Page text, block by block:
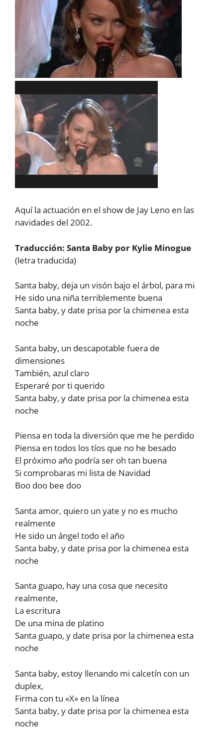
Aquí la actuación en el show de Jay Leno en las
navidades del 2002.
Traducción: Santa Baby por Kylie Minogue
(letra traducida)
Santa baby, deja un visón bajo el árbol, para mi
He sido una niña terriblemente buena
Santa baby, y date prisa por la chimenea esta
noche
Santa baby, un descapotable fuera de
dimensiones
También, azul claro
Esperaré por ti querido
Santa baby, y date prisa por la chimenea esta
noche
Piensa en toda la diversión que me he perdido
Piensa en todos los tíos que no he besado
El próximo año podría ser oh tan buena
Si comprobaras mi lista de Navidad
Boo doo bee doo
Santa amor, quiero un yate y no es mucho
realmente
He sido un ángel todo el año
Santa baby, y date prisa por la chimenea esta
noche
Santa guapo, hay una cosa que necesito
realmente,
La escritura
De una mina de platino
Santa guapo, y date prisa por la chimenea esta
noche
Santa baby, estoy llenando mi calcetín con un
duplex,
Firma con tu «X» en la línea
Santa baby, y date prisa por la chimenea esta
noche